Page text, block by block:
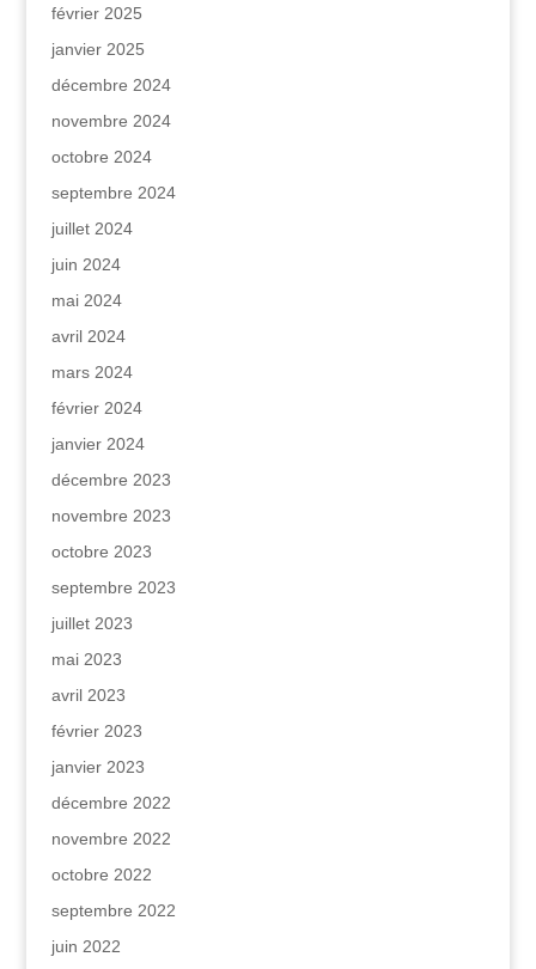
février 2025
janvier 2025
décembre 2024
novembre 2024
octobre 2024
septembre 2024
juillet 2024
juin 2024
mai 2024
avril 2024
mars 2024
février 2024
janvier 2024
décembre 2023
novembre 2023
octobre 2023
septembre 2023
juillet 2023
mai 2023
avril 2023
février 2023
janvier 2023
décembre 2022
novembre 2022
octobre 2022
septembre 2022
juin 2022